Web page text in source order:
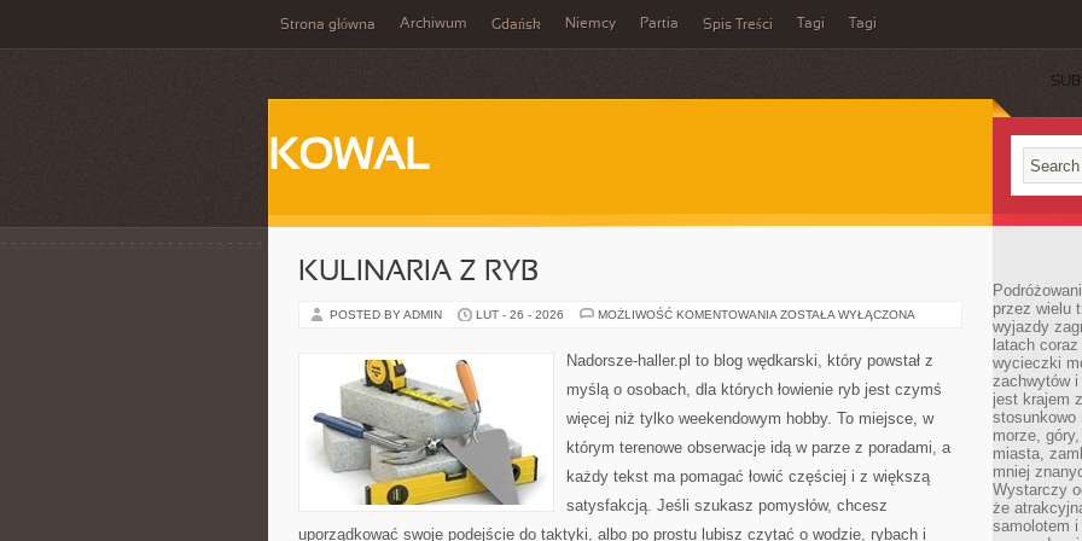
Strona główna Archiwum Gdańsk Niemcy Partia Spis Treści Tagi Tagi
KOWAL
KULINARIA Z RYB
POSTED BY ADMIN LUT - 26 - 2026 MOŻLIWOŚĆ KOMENTOWANIA KULINARIA
ZOSTAŁA WYŁĄCZONA
Nadorsze-haller.pl to blog wędkarski, który powstał z
myślą o osobach, dla których łowienie ryb jest czymś
więcej niż tylko weekendowym hobby. To miejsce, w
którym terenowe obserwacje idą w parze z poradami, a
każdy tekst ma pomagać łowić częściej i z większą
satysfakcją. Jeśli szukasz pomysłów, chcesz
uporządkować swoje podejście do taktyki, albo po prostu lubisz czytać o wodzie, rybach i
przez wielu
wyjazdy
latach
wycieczki
zachwytów
jest krajem
stosunkowo
morze,
miasta,
mniej
Wystarczy
że
samolotem